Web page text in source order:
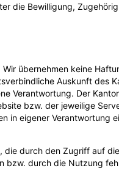
die Bewilligung,
übernehmen keine
Auskunft des
Verantwortung. Der
bzw. der jeweilige
in eigener Verantwortung
durch den Zugriff auf
bzw. durch die Nutzung